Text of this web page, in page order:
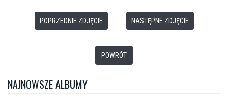
POPRZEDNIE ZDJĘCIE NASTĘPNE ZDJĘCIE
POWRÓT
NAJNOWSZE ALBUMY